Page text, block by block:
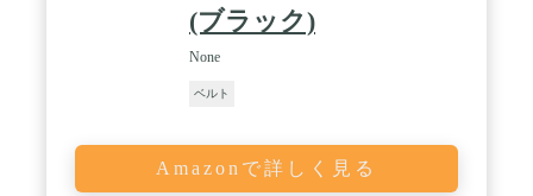
(ブラック)
None
ベルト
Amazonで詳しく見る